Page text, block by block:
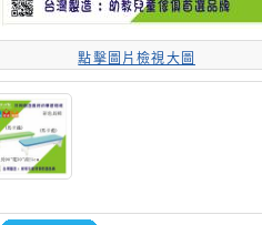
點擊圖片檢視大圖